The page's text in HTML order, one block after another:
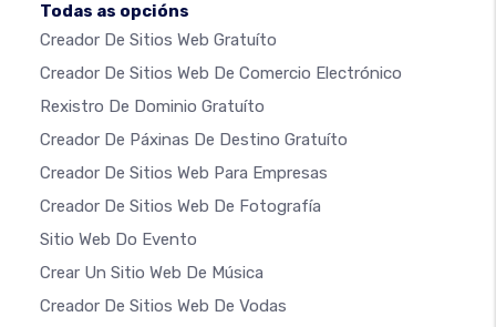
Todas as opcións
Creador De Sitios Web Gratuíto
Creador De Sitios Web De Comercio Electrónico
Rexistro De Dominio Gratuíto
Creador De Páxinas De Destino Gratuíto
Creador De Sitios Web Para Empresas
Creador De Sitios Web De Fotografía
Sitio Web Do Evento
Crear Un Sitio Web De Música
Creador De Sitios Web De Vodas